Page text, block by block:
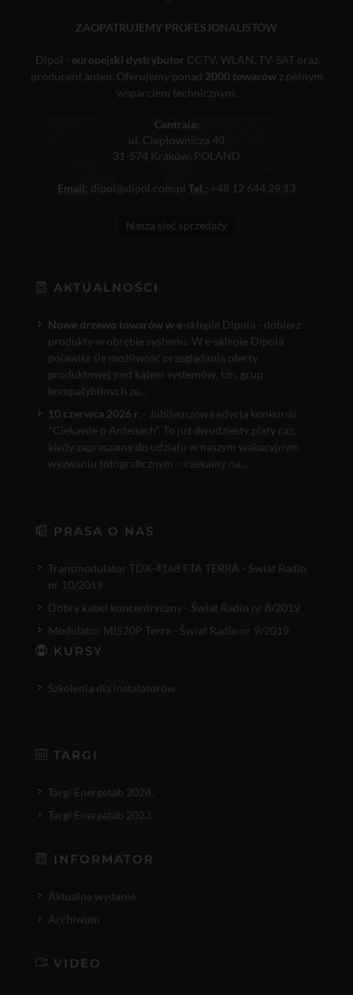
ZAOPATRUJEMY PROFESJONALISTÓW
Dipol - europejski dystrybutor CCTV, WLAN, TV-SAT oraz
producent anten. Oferujemy ponad 2000 towarówz pełnym
wsparciem technicznym.
Centrala:
ul. Ciepłownicza 40
31-574 Kraków, POLAND
Email: dipol@dipol.com.pl Tel.: +48 12 644 29 13
Nasza sieć sprzedaży
AKTUALNOŚCI
Nowe drzewo towarów w e-sklepie Dipola - dobierz
produkty w obrębie systemu. W e-sklepie Dipola
pojawiła się możliwość przeglądania oferty
produktowej pod kątem systemów, tzn. grup
kompatybilnych ze...
10 czerwca 2026 r. - Jubileuszowa edycja konkursu
"Ciekawie o Antenach". To już dwudziesty piąty raz,
kiedy zapraszamy do udziału w naszym wakacyjnym
wyzwaniu fotograficznym – czekamy na...
PRASA O NAS
Transmodulator TDX-4168 FTA TERRA - Świat Radio
nr 10/2019
Dobry kabel koncentryczny - Świat Radio nr 8/2019
Modulator MI520P Terra - Świat Radio nr 9/2019
KURSY
Szkolenia dla instalatorów
TARGI
Targi Energetab 2024.
Targi Energetab 2023.
INFORMATOR
Aktualne wydanie
Archiwum
VIDEO